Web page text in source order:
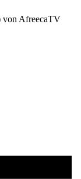
von AfreecaTV